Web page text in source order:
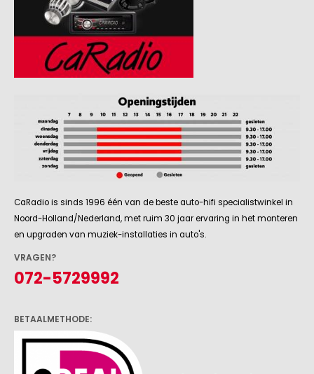
CaRadio is sinds 1996 één van de beste auto-hifi specialistwinkel in
Noord-Holland/Nederland, met ruim 30 jaar ervaring in het monteren
en upgraden van muziek-installaties in auto's.
VRAGEN?
072-5729992
BETAALMETHODE: